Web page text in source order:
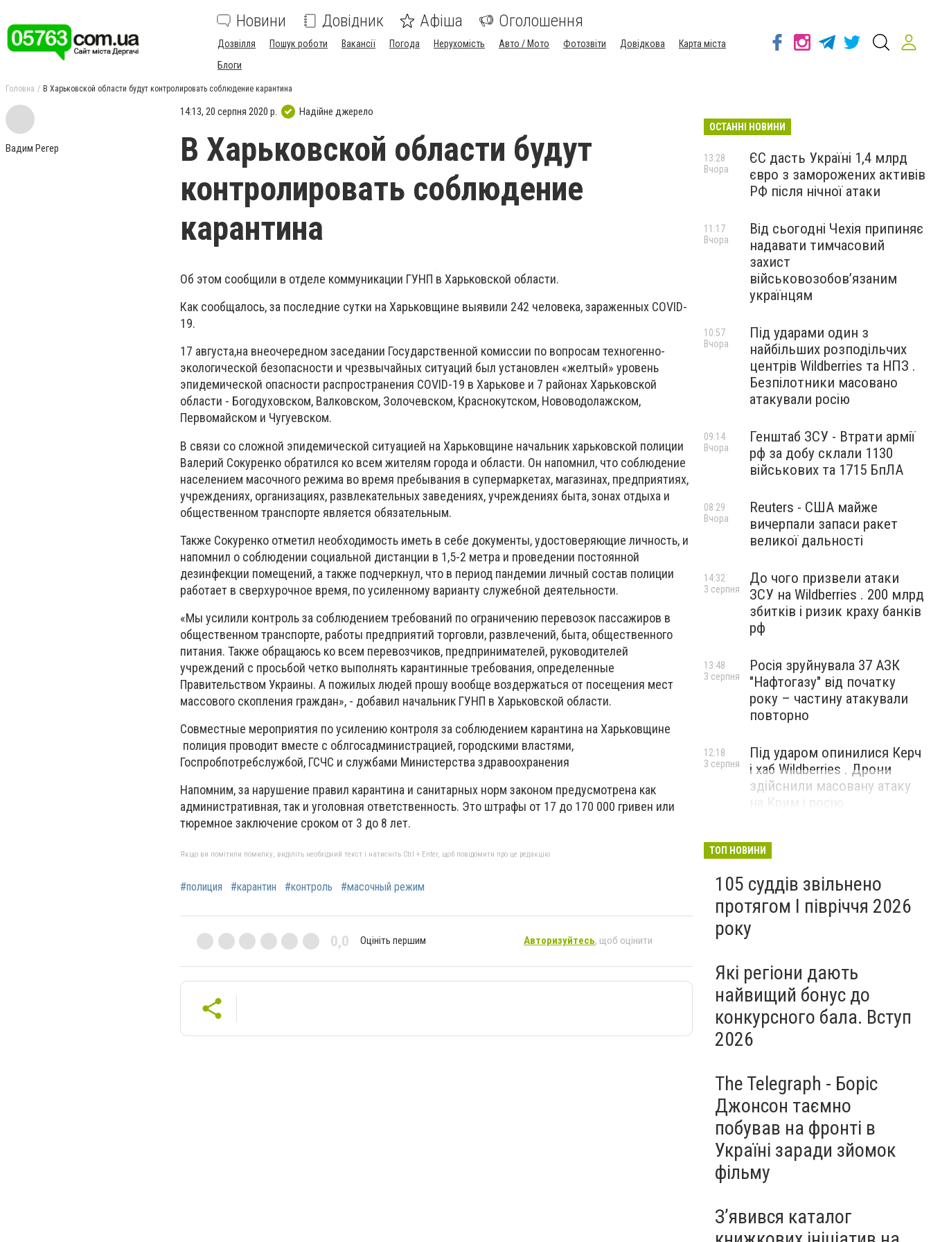
Новини Довідник Афіша Оголошення
Дозвілля Пошук роботи Вакансії Погода Нерухомість Авто / Мото Фотозвіти Довідкова
Карта міста
Блоги
Головна В Харьковской области будут контролировать соблюдение карантина
Вадим Регер
14:13, 20 серпня 2020 р. Надійне джерело
В Харьковской области будут
контролировать соблюдение
карантина
Об этом сообщили в отделе коммуникации ГУНП в Харьковской области.
Как сообщалось, за последние сутки на Харьковщине выявили 242 человека, зараженных COVID-
19.
17 августа,на внеочередном заседании Государственной комиссии по вопросам техногенно-
экологической безопасности и чрезвычайных ситуаций был установлен «желтый» уровень
эпидемической опасности распространения COVID-19 в Харькове и 7 районах Харьковской
области - Богодуховском, Валковском, Золочевском, Краснокутском, Нововодолажском,
Первомайском и Чугуевском.
В связи со сложной эпидемической ситуацией на Харьковщине начальник харьковской полиции
Валерий Сокуренко обратился ко всем жителям города и области. Он напомнил, что соблюдение
населением масочного режима во время пребывания в супермаркетах, магазинах, предприятиях,
учреждениях, организациях, развлекательных заведениях, учреждениях быта, зонах отдыха и
общественном транспорте является обязательным.
Также Сокуренко отметил необходимость иметь в себе документы, удостоверяющие личность, и
напомнил о соблюдении социальной дистанции в 1,5-2 метра и проведении постоянной
дезинфекции помещений, а также подчеркнул, что в период пандемии личный состав полиции
работает в сверхурочное время, по усиленному варианту служебной деятельности.
«Мы усилили контроль за соблюдением требований по ограничению перевозок пассажиров в
общественном транспорте, работы предприятий торговли, развлечений, быта, общественного
питания. Также обращаюсь ко всем перевозчиков, предпринимателей, руководителей
учреждений с просьбой четко выполнять карантинные требования, определенные
Правительством Украины. А пожилых людей прошу вообще воздержаться от посещения мест
массового скопления граждан», - добавил начальник ГУНП в Харьковской области.
Совместные мероприятия по усилению контроля за соблюдением карантина на Харьковщине
полиция проводит вместе с облгосадминистрацией, городскими властями,
Госпробпотребслужбой, ГСЧС и службами Министерства здравоохранения
Напомним, за нарушение правил карантина и санитарных норм законом предусмотрена как
административная, так и уголовная ответственность. Это штрафы от 17 до 170 000 гривен или
тюремное заключение сроком от 3 до 8 лет.
Якщо ви помітили помилку, виділіть необхідний текст і натисніть Ctrl + Enter, щоб повідомити про це редакцію
#полиция #карантин #контроль #масочный режим
0,0 Оцініть першим Авторизуйтесь, щоб оцінити
ОСТАННІ НОВИНИ
ЄС дасть Україні 1,4 млрд
євро з заморожених активів
РФ після нічної атаки
13:28
Вчора
Від сьогодні Чехія припиняє
надавати тимчасовий
захист
військовозобов’язаним
українцям
11:17
Вчора
Під ударами один з
найбільших розподільчих
центрів Wildberries та НПЗ .
Безпілотники масовано
атакували росію
10:57
Вчора
Генштаб ЗСУ - Втрати армії
рф за добу склали 1130
військових та 1715 БпЛА
09:14
Вчора
Reuters - США майже
вичерпали запаси ракет
великої дальності
08:29
Вчора
До чого призвели атаки
ЗСУ на Wildberries . 200 млрд
збитків і ризик краху банків
рф
14:32
3 серпня
Росія зруйнувала 37 АЗК
"Нафтогазу" від початку
року – частину атакували
повторно
13:48
3 серпня
Під ударом опинилися Керч
і хаб Wildberries . Дрони
здійснили масовану атаку
на Крим і росію
12:18
3 серпня
ТОП НОВИНИ
105 суддів звільнено
протягом I півріччя 2026
року
Які регіони дають
найвищий бонус до
конкурсного бала. Вступ
2026
The Telegraph - Боріс
Джонсон таємно
побував на фронті в
Україні заради зйомок
фільму
З’явився каталог